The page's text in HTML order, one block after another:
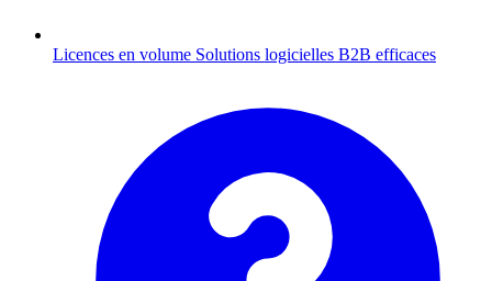
Licences en volume Solutions logicielles B2B efficaces